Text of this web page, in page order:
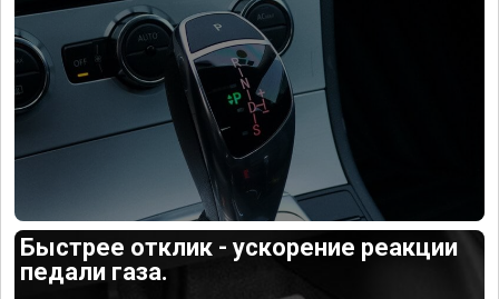
Быстрее отклик - ускорение реакции
педали газа.